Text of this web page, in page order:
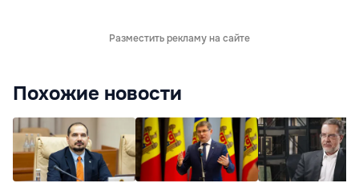
Разместить рекламу на сайте
Похожие новости